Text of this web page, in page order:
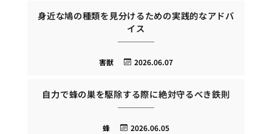
身近な鳩の種類を見分けるための実践的なアドバ
イス
2026.06.07
害獣
自力で蜂の巣を駆除する際に絶対守るべき鉄則
2026.06.05
蜂